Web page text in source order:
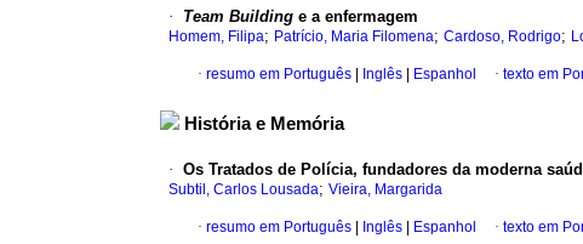
· Team Building e a enfermagem
Homem, Filipa; Patrício, Maria Filomena; Cardoso, Rodrigo;
· resumo em Português Inglês Espanhol · texto em
História e Memória
· Os Tratados de Polícia, fundadores da moderna
Subtil, Carlos Lousada; Vieira, Margarida
· resumo em Português Inglês Espanhol · texto em